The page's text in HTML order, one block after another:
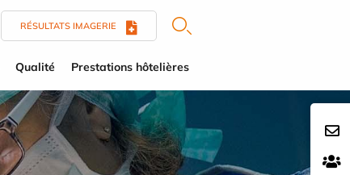
RÉSULTATS IMAGERIE
Qualité Prestations hôtelières